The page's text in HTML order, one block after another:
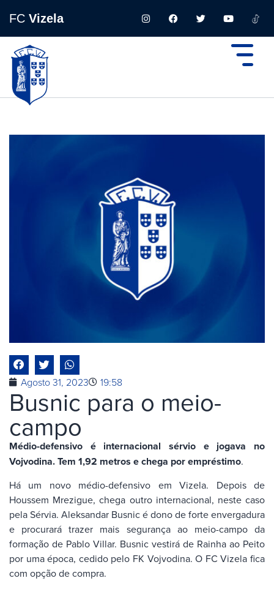
FC Vizela
Agosto 31, 2023 19:58
Busnic para o meio-
campo
Médio-defensivo é internacional sérvio e jogava no
Vojvodina. Tem 1,92 metros e chega por empréstimo.
Há um novo médio-defensivo em Vizela. Depois de
Houssem Mrezigue, chega outro internacional, neste caso
pela Sérvia. Aleksandar Busnic é dono de forte envergadura
e procurará trazer mais segurança ao meio-campo da
formação de Pablo Villar. Busnic vestirá de Rainha ao Peito
por uma época, cedido pelo FK Vojvodina. O FC Vizela fica
com opção de compra.